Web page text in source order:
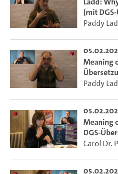
(mit
Paddy
Meaning
Paddy
Meaning
DGS-
Carol Dr.